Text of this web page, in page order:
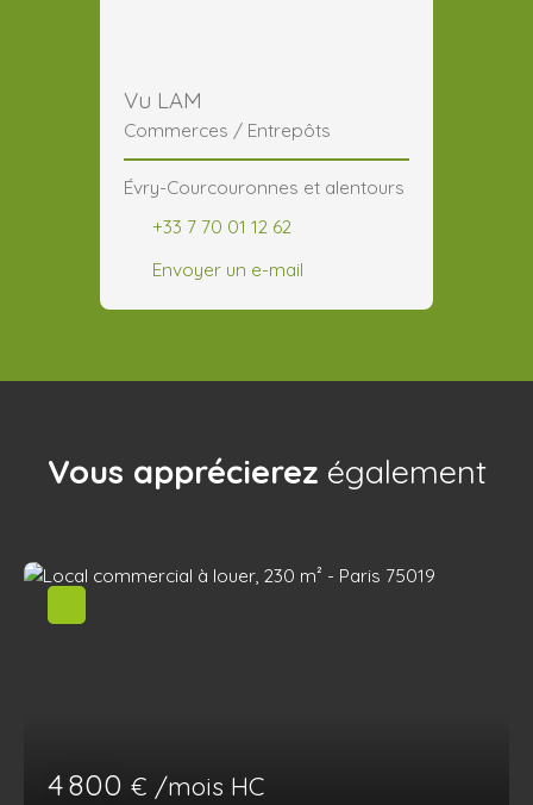
Vu LAM
Commerces / Entrepôts
Évry-Courcouronnes et alentours
+33 7 70 01 12 62
Envoyer un e-mail
Vous apprécierez également
4 800 € /mois HC